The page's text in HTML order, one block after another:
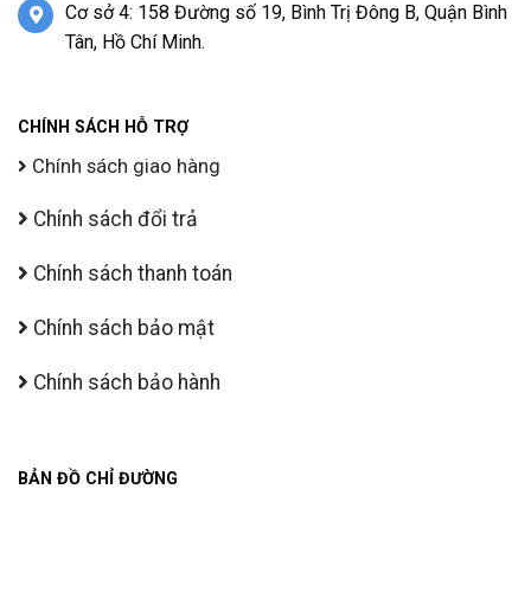
Cơ sở 4: 158 Đường số 19, Bình Trị Đông B, Quận Bình
Tân, Hồ Chí Minh.
CHÍNH SÁCH HỖ TRỢ
Chính sách giao hàng
Chính sách đổi trả
Chính sách thanh toán
Chính sách bảo mật
Chính sách bảo hành
BẢN ĐỒ CHỈ ĐƯỜNG